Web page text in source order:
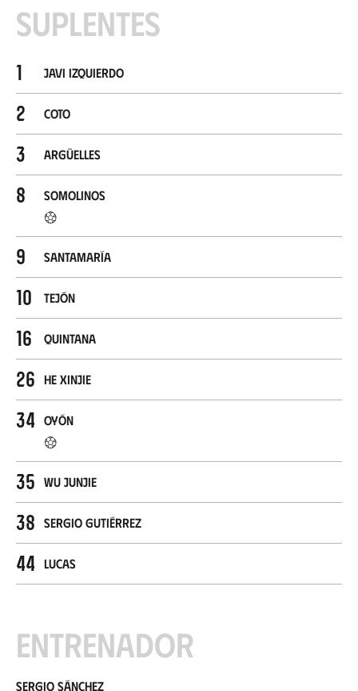
Suplentes
1 Javi Izquierdo
2 Coto
3 Argüelles
8 Somolinos
9 Santamaría
10 Tejón
16 Quintana
26 He Xinjie
34 Oyón
35 Wu Junjie
38 Sergio Gutiérrez
44 Lucas
Entrenador
Sergio Sánchez